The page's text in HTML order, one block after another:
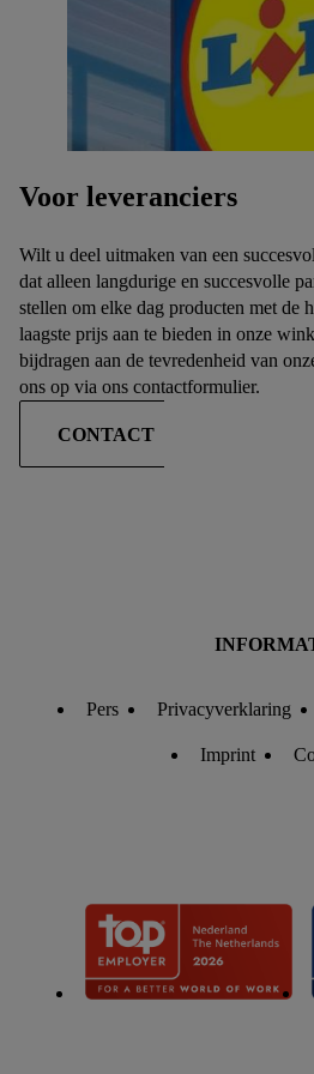
Voor leveranciers
Wilt u deel uitmaken van een
dat alleen langdurige en succesvolle
stellen om elke dag producten met de
laagste prijs aan te bieden in onze
bijdragen aan de tevredenheid van
ons op via ons contactformulier.
CONTACT
Pers Privacyverklaring
Imprint
Onder "Aanpassen" kun je
vergelijkbare technieken en met
je instemt. Verder kan je er meer
gegevensverwerking.
Door te klikken op "Weigeren",
enkel technisch noodzakelijke
Door op "Akkoord" te klikken, stem
informatie, inclusief over de
en je recht om jouw toestemming
trekken, vind je in onze
impressum voor de Lidl website hier.
informatie over de cookies die wij